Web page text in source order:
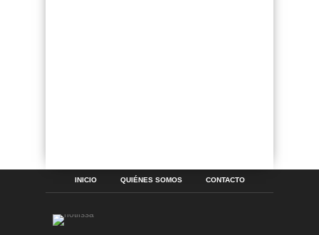
INICIO QUIÉNES SOMOS CONTACTO